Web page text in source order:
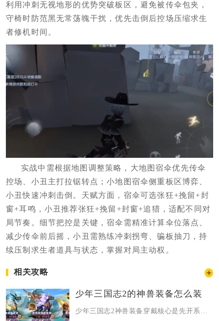
利用冲刺无视地形的优势突破板区，避免被传伞包夹，
守椅时防范黑无常荡魄干扰，优先击倒后控场压缩求生
者修机时间。
实战中需根据地图调整策略，大地图宿伞优先传伞
控场、小丑主打拉锯转点；小地图宿伞侧重板区博弈、
小丑快速冲刺击倒。天赋方面，宿伞可选张狂+挽留+封
窗+耳鸣，小丑推荐张狂+挽留+封窗+追猎，适配不同对
局节奏。细节把控是关键，宿伞需精准计算伞位落点、
减少传伞前后摇，小丑需熟练冲刺拐弯、骗板抽刀，持
续压制求生者道具与状态，掌握对局主动权。
相关攻略
少年三国志2的神兽装备怎么装
少年三国志2神兽装备穿戴核心是先开系统选神兽、对应部位穿戴，再按神兽定位与阵...